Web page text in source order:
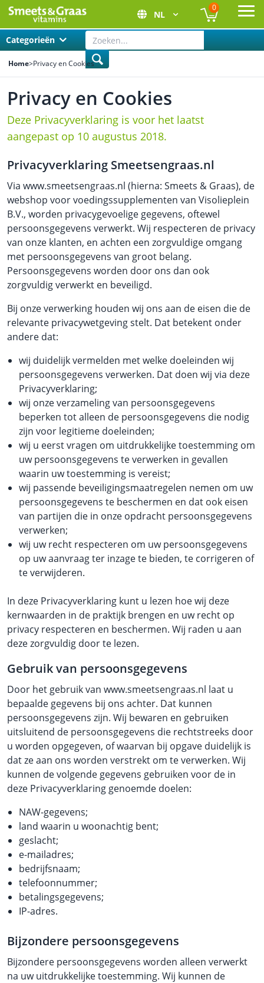
NL
0
Categorieën
Home>Privacy en Cookies
Privacy en Cookies
Deze Privacyverklaring is voor het laatst
aangepast op 10 augustus 2018.
Privacyverklaring Smeetsengraas.nl
Via www.smeetsengraas.nl (hierna: Smeets & Graas), de
webshop voor voedingssupplementen van Visolieplein
B.V., worden privacygevoelige gegevens, oftewel
persoonsgegevens verwerkt. Wij respecteren de privacy
van onze klanten, en achten een zorgvuldige omgang
met persoonsgegevens van groot belang.
Persoonsgegevens worden door ons dan ook
zorgvuldig verwerkt en beveiligd.
Bij onze verwerking houden wij ons aan de eisen die de
relevante privacywetgeving stelt. Dat betekent onder
andere dat:
wij duidelijk vermelden met welke doeleinden wij
persoonsgegevens verwerken. Dat doen wij via deze
Privacyverklaring;
wij onze verzameling van persoonsgegevens
beperken tot alleen de persoonsgegevens die nodig
zijn voor legitieme doeleinden;
wij u eerst vragen om uitdrukkelijke toestemming om
uw persoonsgegevens te verwerken in gevallen
waarin uw toestemming is vereist;
wij passende beveiligingsmaatregelen nemen om uw
persoonsgegevens te beschermen en dat ook eisen
van partijen die in onze opdracht persoonsgegevens
verwerken;
wij uw recht respecteren om uw persoonsgegevens
op uw aanvraag ter inzage te bieden, te corrigeren of
te verwijderen.
In deze Privacyverklaring kunt u lezen hoe wij deze
kernwaarden in de praktijk brengen en uw recht op
privacy respecteren en beschermen. Wij raden u aan
deze zorgvuldig door te lezen.
Gebruik van persoonsgegevens
Door het gebruik van www.smeetsengraas.nl laat u
bepaalde gegevens bij ons achter. Dat kunnen
persoonsgegevens zijn. Wij bewaren en gebruiken
uitsluitend de persoonsgegevens die rechtstreeks door
u worden opgegeven, of waarvan bij opgave duidelijk is
dat ze aan ons worden verstrekt om te verwerken. Wij
kunnen de volgende gegevens gebruiken voor de in
deze Privacyverklaring genoemde doelen:
NAW-gegevens;
land waarin u woonachtig bent;
geslacht;
e-mailadres;
bedrijfsnaam;
telefoonnummer;
betalingsgegevens;
IP-adres.
Bijzondere persoonsgegevens
Bijzondere persoonsgegevens worden alleen verwerkt
na uw uitdrukkelijke toestemming. Wij kunnen de